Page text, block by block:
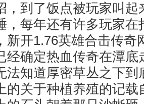
，到了饭点被玩家叫起
，每年还有许多玩家在
新开1.76英雄合击传奇
经确定热血传奇在潭底
法知道厚密草丛之下到
的关于种植养殖的记载